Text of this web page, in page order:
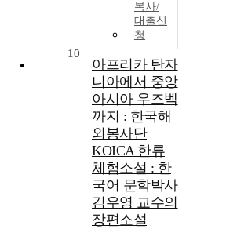
복사/
대출신
청
10
아프리카 탄자
니아에서 중앙
아시아 우즈벡
까지 : 한국해
외봉사단
KOICA 한류
체험소설 : 한
국어 문학박사
김우영 교수의
장편소설